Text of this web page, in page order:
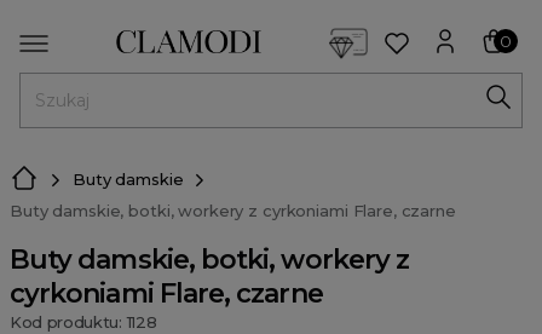
0
Buty damskie
Buty damskie, botki, workery z cyrkoniami Flare, czarne
Buty damskie, botki, workery z
cyrkoniami Flare, czarne
Kod produktu: 1128